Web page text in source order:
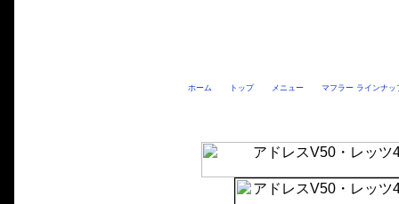
ホーム トップ メニュー マフラー ラインナッ